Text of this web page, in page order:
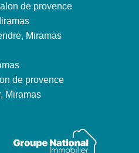
de provence
Miramas
de provence
Miramas